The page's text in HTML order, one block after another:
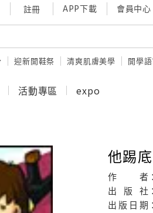
註冊 APP下載 會員中心
迎新開鞋祭 清爽肌膚美學 開學
活動專區 expo
他踢
作 者
出
版 社
出 版 日 期：